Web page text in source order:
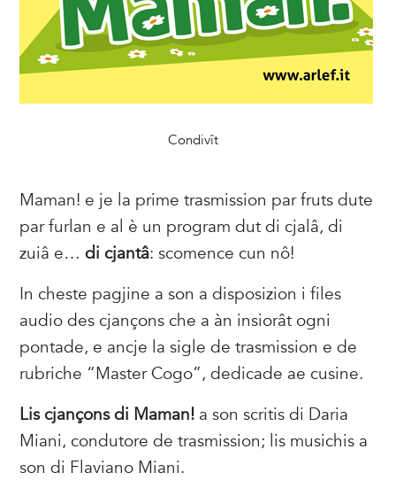
Condivît
Maman! e je la prime trasmission par fruts dute
par furlan e al è un program dut di cjalâ, di
zuiâ e…di cjantâ: scomence cun nô!
In cheste pagjine a son a disposizion i files
audio des cjançons che a àn insiorât ogni
pontade, e ancje la sigle de trasmission e de
rubriche “Master Cogo”, dedicade ae cusine.
Lis cjançons di Maman! a son scritis di Daria
Miani, condutore de trasmission; lis musichis a
son di Flaviano Miani.